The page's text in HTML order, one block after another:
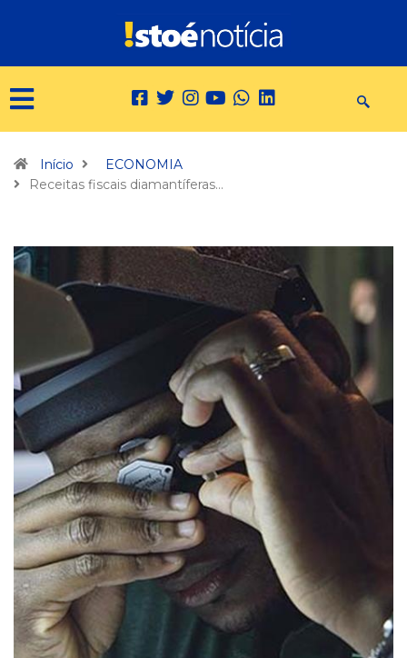
Início
ECONOMIA
Receitas fiscais diamantíferas…